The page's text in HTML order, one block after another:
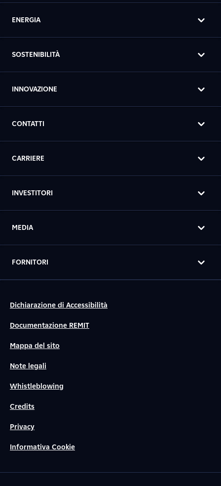
ENERGIA
SOSTENIBILITÀ
INNOVAZIONE
CONTATTI
CARRIERE
INVESTITORI
MEDIA
FORNITORI
Dichiarazione di Accessibilità
Documentazione REMIT
Mappa del sito
Note legali
Whistleblowing
Credits
Privacy
Informativa Cookie